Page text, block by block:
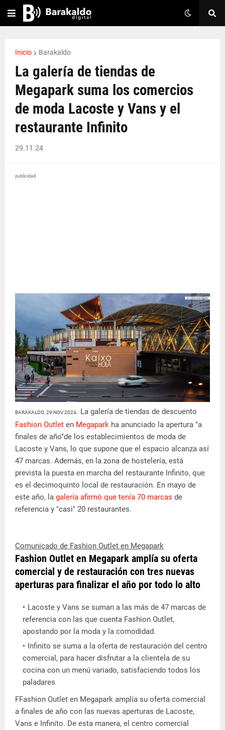
Inicio Barakaldo
La galería de tiendas de
Megapark suma los comercios
de moda Lacoste y Vans y el
restaurante Infinito
29.11.24
publicidad
BARAKALDO, 29 NOV 2024. La galería de tiendas de descuento
Fashion Outlet en Megapark ha anunciado la apertura "a
finales de año"de los establecimientos de moda de
Lacoste y Vans, lo que supone que el espacio alcanza así
47 marcas. Además, en la zona de hostelería, está
prevista la puesta en marcha del restaurante Infinito, que
es el decimoquinto local de restauración. En mayo de
este año, la galería afirmó que tenía 70 marcas de
referencia y "casi" 20 restaurantes.
Comunicado de Fashion Outlet en Megapark
Fashion Outlet en Megapark amplía su oferta
comercial y de restauración con tres nuevas
aperturas para finalizar el año por todo lo alto
Lacoste y Vans se suman a las más de 47 marcas de
referencia con las que cuenta Fashion Outlet,
apostando por la moda y la comodidad.
Infinito se suma a la oferta de restauración del centro
comercial, para hacer disfrutar a la clientela de su
cocina con un menú variado, satisfaciendo todos los
paladares
FFashion Outlet en Megapark amplía su oferta comercial
a finales de año con las nuevas aperturas de Lacoste,
Vans e Infinito. De esta manera, el centro comercial